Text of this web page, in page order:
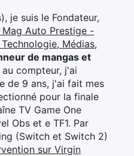
je suis le Fondateur,
Mag Auto Prestige -
Médias,
de mangas et
compteur, j'ai
de 9 ans, j'ai fait mes
pour la finale
TV Game One
Obs et e TF1. Par
(Switch et Switch 2)
sur Virgin